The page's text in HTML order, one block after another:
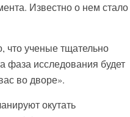
Известно о нем стало
что ученые тщательно
фаза исследования будет
во дворе».
окутать